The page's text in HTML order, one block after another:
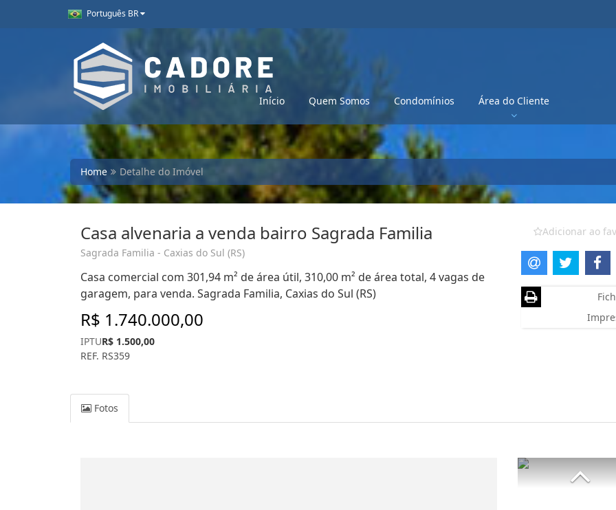
Português BR
Início Quem Somos Condomínios Área do Cliente
Home Detalhe do Imóvel
Casa alvenaria a venda bairro Sagrada Familia
Sagrada Familia - Caxias do Sul (RS)
Casa comercial com 301,94 m² de área útil, 310,00 m² de área total, 4 vagas de
garagem, para venda. Sagrada Familia, Caxias do Sul (RS)
R$ 1.740.000,00
IPTUR$ 1.500,00
REF. RS359
Adicionar ao
Fotos